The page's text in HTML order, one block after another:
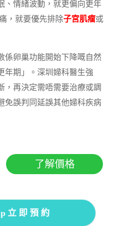
、情緒波動，就更偏向更年
，就要優先排除子宮肌瘤或
係卵巢功能開始下降嘅自然
年期」。深圳婦科醫生強
，再決定需唔需要治療或調
免誤判同延誤其他婦科疾病
了解價格
立即預約